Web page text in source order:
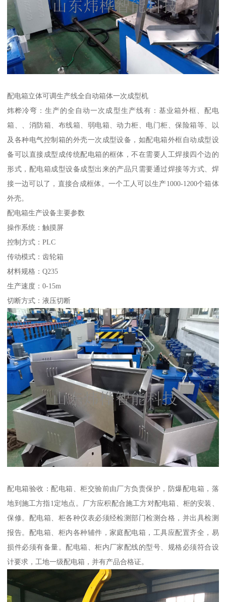
配电箱立体可调生产线全自动箱体一次成型机
炜桦冷弯：生产的全自动一次成型生产线有：基业箱外框、配电
箱、、消防箱、布线箱、弱电箱、动力柜、电门柜、保险箱等、以
及各种电气控制箱的外壳一次成型设备，如配电箱外框自动成型设
备可以直接成型成传统配电箱的框体，不在需要人工焊接四个边的
形式，配电箱成型设备成型出来的产品只需要通过焊接等方式、焊
接一边可以了，直接合成框体。一个工人可以生产1000-1200个箱体
外壳。
配电箱生产设备主要参数
操作系统：触摸屏
控制方式：PLC
传动模式：齿轮箱
材料规格：Q235
生产速度：0-15m
切断方式：液压切断
配电箱验收：配电箱、柜交验前由厂方负责保护，防爆配电箱，落
地到施工方指1定地点。厂方应积配合施工方对配电箱、柜的安装、
保修。配电箱、柜各种仪表必须经检测部门检测合格，并出具检测
报告。配电箱、柜内各种辅件，家庭配电箱，工具应配置齐全，易
损件必须有备量。配电箱、柜内厂家配线的型号、规格必须符合设
计要求，工地一级配电箱，并有产品合格证。